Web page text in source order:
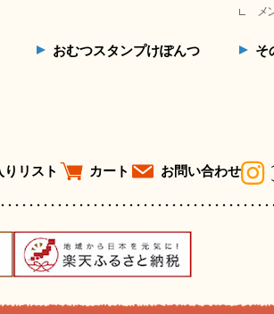
メ
おむつスタンプけぽんつ そ
りリスト カート お問い合わせ